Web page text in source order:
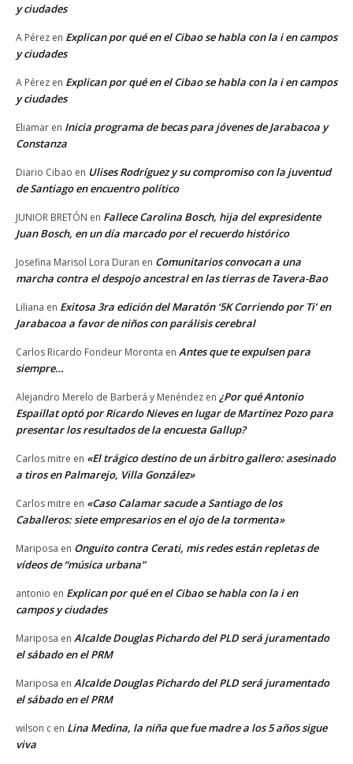
y ciudades
A Pérez en Explican por qué en el Cibao se habla con la i en campos
y ciudades
A Pérez en Explican por qué en el Cibao se habla con la i en campos
y ciudades
Eliamar en Inicia programa de becas para jóvenes de Jarabacoa y
Constanza
Diario Cibao en Ulises Rodríguez y su compromiso con la juventud
de Santiago en encuentro político
JUNIOR BRETÓN en Fallece Carolina Bosch, hija del expresidente
Juan Bosch, en un día marcado por el recuerdo histórico
Josefina Marisol Lora Duran en Comunitarios convocan a una
marcha contra el despojo ancestral en las tierras de Tavera-Bao
Liliana en Exitosa 3ra edición del Maratón ‘5K Corriendo por Ti’ en
Jarabacoa a favor de niños con parálisis cerebral
Carlos Ricardo Fondeur Moronta en Antes que te expulsen para
siempre…
Alejandro Merelo de Barberá y Menéndez en ¿Por qué Antonio
Espaillat optó por Ricardo Nieves en lugar de Martínez Pozo para
presentar los resultados de la encuesta Gallup?
Carlos mitre en «El trágico destino de un árbitro gallero: asesinado
a tiros en Palmarejo, Villa González»
Carlos mitre en «Caso Calamar sacude a Santiago de los
Caballeros: siete empresarios en el ojo de la tormenta»
Mariposa en Onguito contra Cerati, mis redes están repletas de
vídeos de “música urbana”
antonio en Explican por qué en el Cibao se habla con la i en
campos y ciudades
Mariposa en Alcalde Douglas Pichardo del PLD será juramentado
el sábado en el PRM
Mariposa en Alcalde Douglas Pichardo del PLD será juramentado
el sábado en el PRM
wilson c en Lina Medina, la niña que fue madre a los 5 años sigue
viva